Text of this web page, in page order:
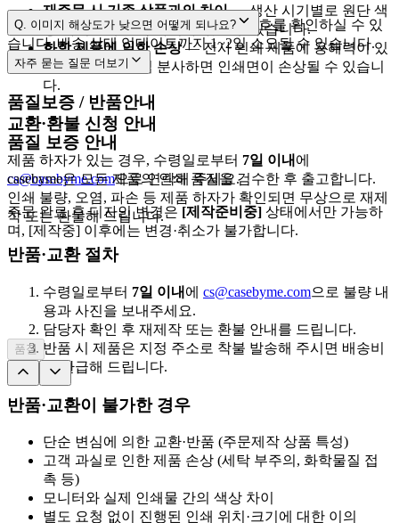
재주문 시 기존 상품과의 차이— 생산 시기별로 원단 색
상·사이즈에 소폭 차이가 있을 수 있습니다.
화학 제품에 의한 손상— 전사 인쇄 제품에 용해력이 있
는 향수 등을 직접 분사하면 인쇄면이 손상될 수 있습니
다.
교환·환불 신청 안내
제품 하자가 있는 경우, 수령일로부터 7일 이내 에
cs@casebyme.com으로 연락해 주세요.
주문 완료 후 디자인 변경은 [제작준비중] 상태에서만 가능하
며, [제작중] 이후에는 변경·취소가 불가합니다.
[마이페이지 → 주문내역]에서 운송장 번호를 확인하실 수 있
습니다. 배송 상태 업데이트까지 1~2일 소요될 수 있습니다.
cs@casebyme.com3~5영업일 1~2영업일
Q. 이미지 해상도가 낮으면 어떻게 되나요?
2,500px 이상
자주 묻는 질문 더보기
품질보증 / 반품안내
품질 보증 안내
casebyme은 모든 제품의 인쇄 품질을 검수한 후 출고합니다.
인쇄 불량, 오염, 파손 등 제품 하자가 확인되면 무상으로 재제
작 또는 환불해 드립니다.
반품·교환 절차
수령일로부터 7일 이내 에 cs@casebyme.com으로 불량 내
용과 사진을 보내주세요.
담당자 확인 후 재제작 또는 환불 안내를 드립니다.
반품 시 제품은 지정 주소로 착불 발송해 주시면 배송비
를 환급해 드립니다.
반품·교환이 불가한 경우
단순 변심에 의한 교환·반품 (주문제작 상품 특성)
고객 과실로 인한 제품 손상 (세탁 부주의, 화학물질 접
촉 등)
모니터와 실제 인쇄물 간의 색상 차이
별도 요청 없이 진행된 인쇄 위치·크기에 대한 이의
품절